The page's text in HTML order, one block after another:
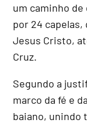
um caminho
por 24
Jesus Cristo,
Cruz.
Segundo a
marco da fé e
baiano, unindo